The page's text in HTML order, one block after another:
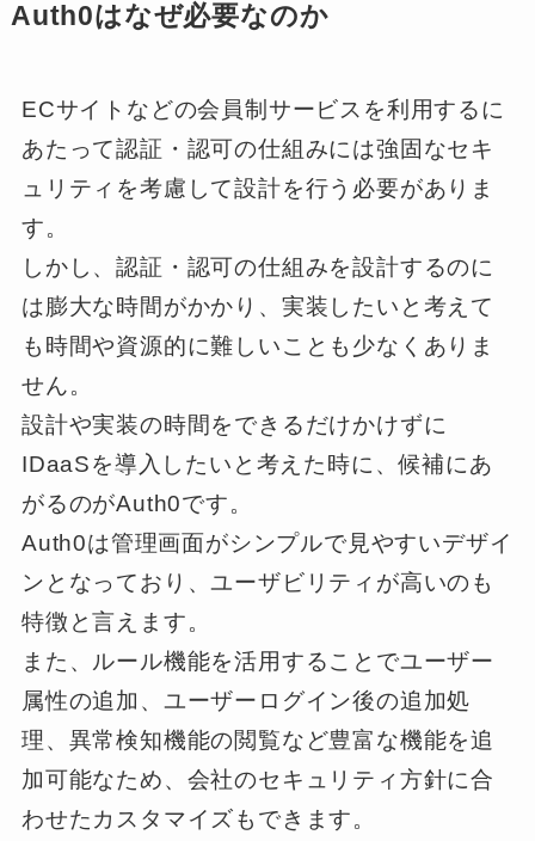
Auth0はなぜ必要なのか
ECサイトなどの会員制サービスを利用するに
あたって認証・認可の仕組みには強固なセキ
ュリティを考慮して設計を行う必要がありま
す。
しかし、認証・認可の仕組みを設計するのに
は膨大な時間がかかり、実装したいと考えて
も時間や資源的に難しいことも少なくありま
せん。
設計や実装の時間をできるだけかけずに
IDaaSを導入したいと考えた時に、候補にあ
がるのがAuth0です。
Auth0は管理画面がシンプルで見やすいデザイ
ンとなっており、ユーザビリティが高いのも
特徴と言えます。
また、ルール機能を活用することでユーザー
属性の追加、ユーザーログイン後の追加処
理、異常検知機能の閲覧など豊富な機能を追
加可能なため、会社のセキュリティ方針に合
わせたカスタマイズもできます。